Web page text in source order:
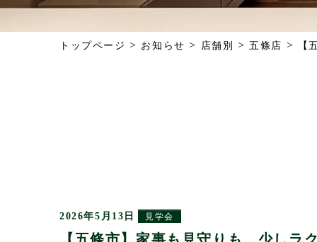
トップページ > お知らせ > 店舗別 >五條店 > 【
2026年5月13日 見学会